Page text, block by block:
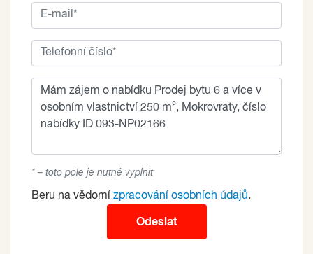
* – toto pole je nutné vyplnit
Beru na vědomí zpracování osobních údajů.
Odeslat